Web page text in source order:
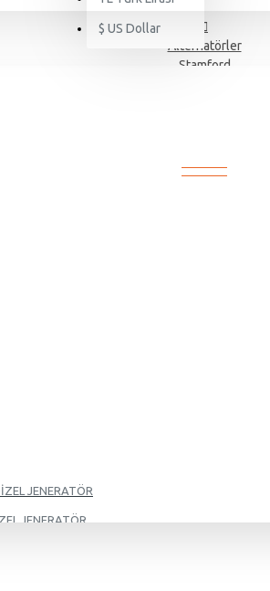
$ US Dollar
JENERATÖR
JENERATÖR
JENERATÖR
JENERATÖR
Alternatörler
Stamford